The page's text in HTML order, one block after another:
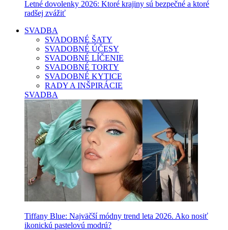
Letné dovolenky 2026: Ktoré krajiny sú bezpečné a ktoré
radšej zvážiť
SVADBA
SVADOBNÉ ŠATY
SVADOBNÉ ÚČESY
SVADOBNÉ LÍČENIE
SVADOBNÉ TORTY
SVADOBNÉ KYTICE
RADY A INŠPIRÁCIE
SVADBA
Tiffany Blue: Najväčší módny trend leta 2026. Ako nosiť
ikonickú pastelovú modrú?